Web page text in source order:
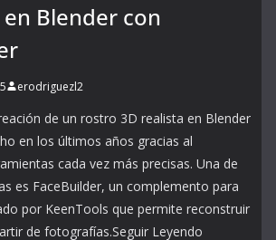
Blender con
erodriguezl2
de un rostro 3D realista en Blender
en los últimos años gracias al
cada vez más precisas. Una de
es FaceBuilder, un complemento para
por KeenTools que permite reconstruir
de fotografías.Seguir Leyendo